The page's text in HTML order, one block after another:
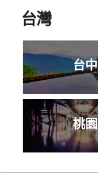
台灣
台中
桃園